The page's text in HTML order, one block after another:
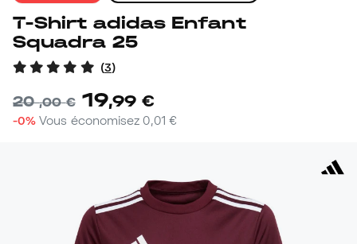
T-Shirt adidas Enfant
Squadra 25
(3)
20,00 € 19,99 €
-0% Vous économisez0,01 €